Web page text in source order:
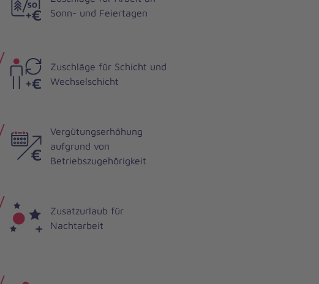
Sonn- und Feiertagen
Zuschläge für Schicht und
Wechselschicht
Vergütungserhöhung
aufgrund von
Betriebszugehörigkeit
Zusatzurlaub für
Nachtarbeit